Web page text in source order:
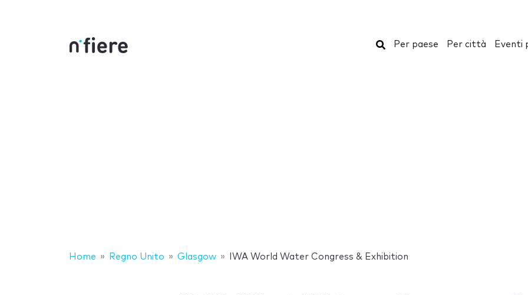
Cerca
Per paese Per città Eventi
Home Regno Unito Glasgow IWA World Water Congress & Exhibition